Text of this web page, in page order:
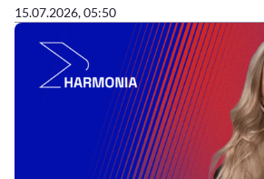
15.07.2026, 05:50
CZAS TRWANIA